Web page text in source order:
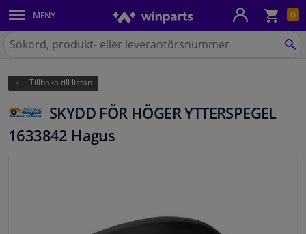
0
MENY
Karosseri
Belysning
Bromssystem
på
Tillbaka till listan
SKYDD FÖR HÖGER YTTERSPEGEL
1633842 Hagus